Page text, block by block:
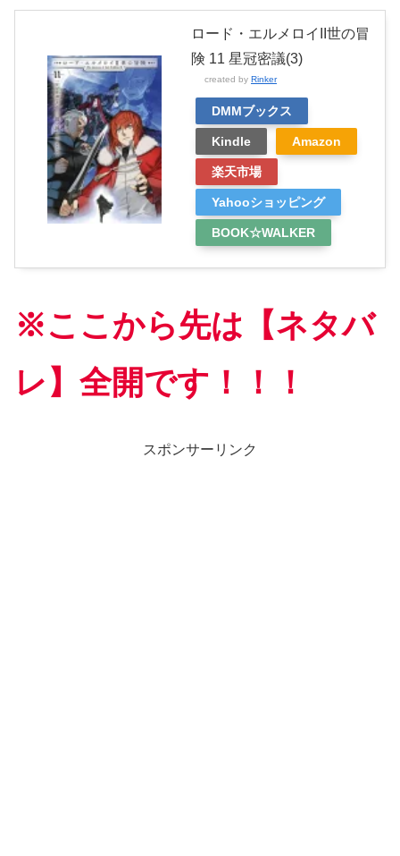
ロード・エルメロイII世の冒
険 11 星冠密議(3)
created by Rinker
DMMブックス
Kindle Amazon
楽天市場
Yahooショッピング
BOOK☆WALKER
※ここから先は【ネタバ
レ】全開です！！！
スポンサーリンク